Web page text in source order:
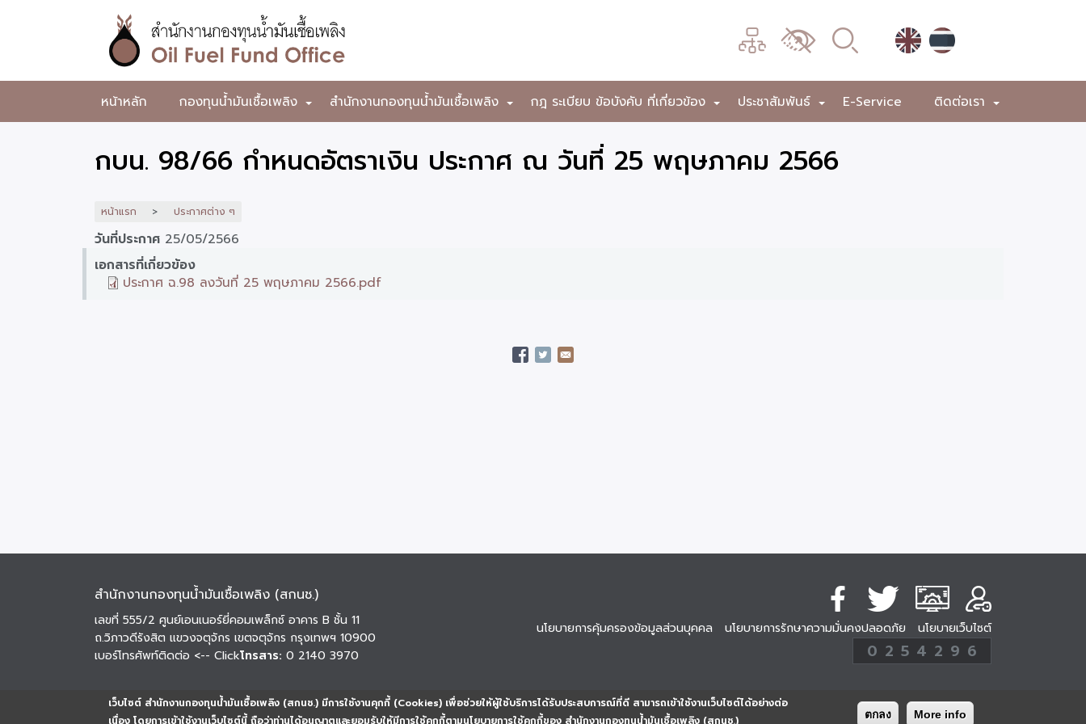
เว็บไซต์ สำนักงานกองทุนน้ำมันเชื้อเพลิง (สกนช.) มีการใช้งานคุกกี้ (Cookies) เพื่อช่วยให้ผู้ใช้บริการได้รับประสบการณ์ที่ดี สามารถเข้าใช้งานเว็บไซต์ได้อย่างต่อ
เนื่อง โดยการเข้าใช้งานเว็บไซต์นี้ ถือว่าท่านได้อนุญาตและยอมรับให้มีการใช้คุกกี้ตามนโยบายการใช้คุกกี้ของ สำนักงานกองทุนน้ำมันเชื้อเพลิง (สกนช.)
ตกลง More info
หลัก
สำนักงาน
กองทุน
น้ำมัน
เพลิง
เมนู
เปลี่ยน
ผล
หน้าหลัก +
กองทุนน้ำมันเชื้อเพลิง +
สำนักงานกองทุนน้ำมันเชื้อเพลิง +
กฎ ระเบียบ ข้อบังคับ ที่เกี่ยวข้อง +
ประชาสัมพันธ์ E-Service +
ติดต่อเรา
กบน. 98/66 กำหนดอัตราเงิน ประกาศ ณ วันที่ 25 พฤษภาคม 2566
หน้าแรก ประกาศต่าง ๆ
วันที่ประกาศ 25/05/2566
เอกสารที่เกี่ยวข้อง
ประกาศ ฉ.98 ลงวันที่ 25 พฤษภาคม 2566.pdf
สำนักงานกองทุนน้ำมันเชื้อเพลิง (สกนช.)
เลขที่ 555/2 ศูนย์เอนเนอร์ยี่คอมเพล็กซ์ อาคาร B ชั้น 11
ถ.วิภาวดีรังสิต แขวงจตุจักร เขตจตุจักร กรุงเทพฯ 10900
เบอร์โทรศัพท์ติดต่อ <-- Clickโทรสาร: 0 2140 3970
นโยบายการคุ้มครองข้อมูลส่วนบุคคล นโยบายการรักษาความมั่นคงปลอดภัย นโยบายเว็บไซต์
254296
ครั้ง
0 2 5 4 2 9 6